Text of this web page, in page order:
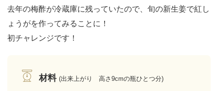
去年の梅酢が冷蔵庫に残っていたので、旬の新生姜で紅し
ょうがを作ってみることに！
初チャレンジです！
材料 (出来上がり 高さ9cmの瓶ひとつ分)